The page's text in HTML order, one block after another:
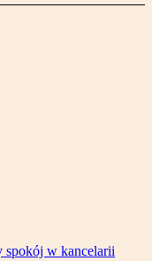
spokój w kancelarii